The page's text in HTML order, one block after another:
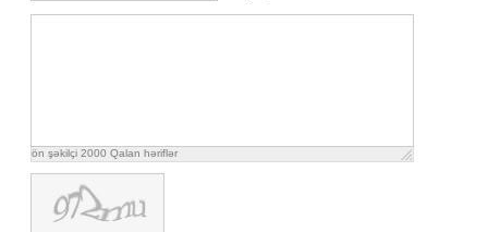
ön şəkilçi 2000 Qalan həriflər